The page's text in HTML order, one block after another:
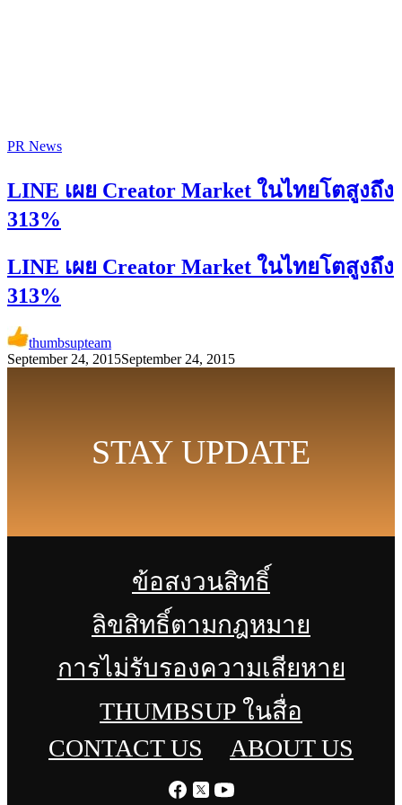
PR News
LINE เผย Creator Market ในไทยโตสูงถึง
313%
LINE เผย Creator Market ในไทยโตสูงถึง
313%
thumbsupteam
September 24, 2015September 24, 2015
STAY UPDATE
ข้อสงวนสิทธิ์
ลิขสิทธิ์ตามกฎหมาย
การไม่รับรองความเสียหาย
THUMBSUP ในสื่อ
CONTACT US
ABOUT US